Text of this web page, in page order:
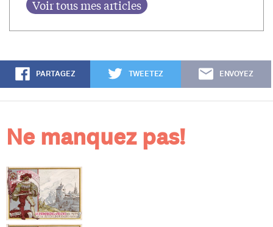
PARTAGEZ TWEETEZ ENVOYEZ
Ne manquez pas!